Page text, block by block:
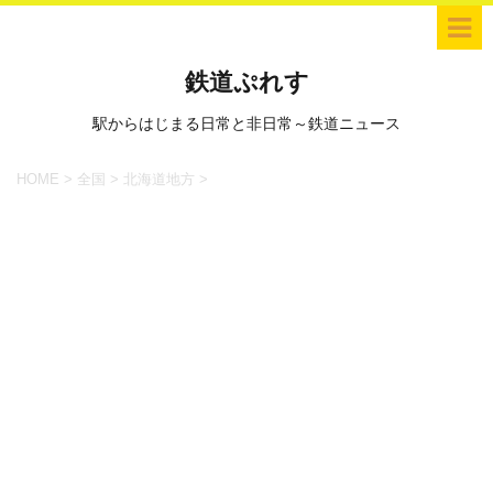
鉄道ぷれす
駅からはじまる日常と非日常～鉄道ニュース
HOME > 全国 > 北海道地方 >